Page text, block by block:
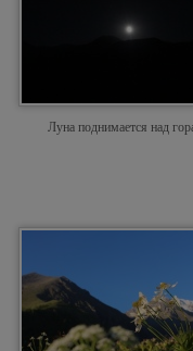
Луна поднимается над